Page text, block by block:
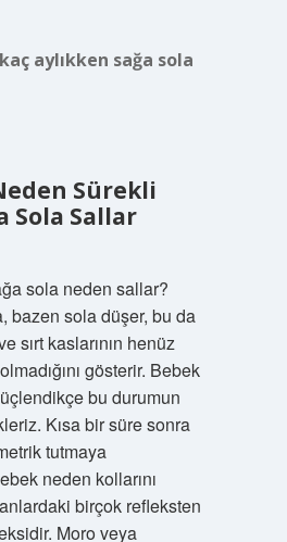
aylıkken sağa sola
Sürekli
Sola Sallar
sola neden sallar?
bazen sola düşer, bu da
sırt kaslarının henüz
gösterir. Bebek
bu durumun
Kısa bir süre sonra
tutmaya
neden kollarını
birçok refleksten
Moro veya